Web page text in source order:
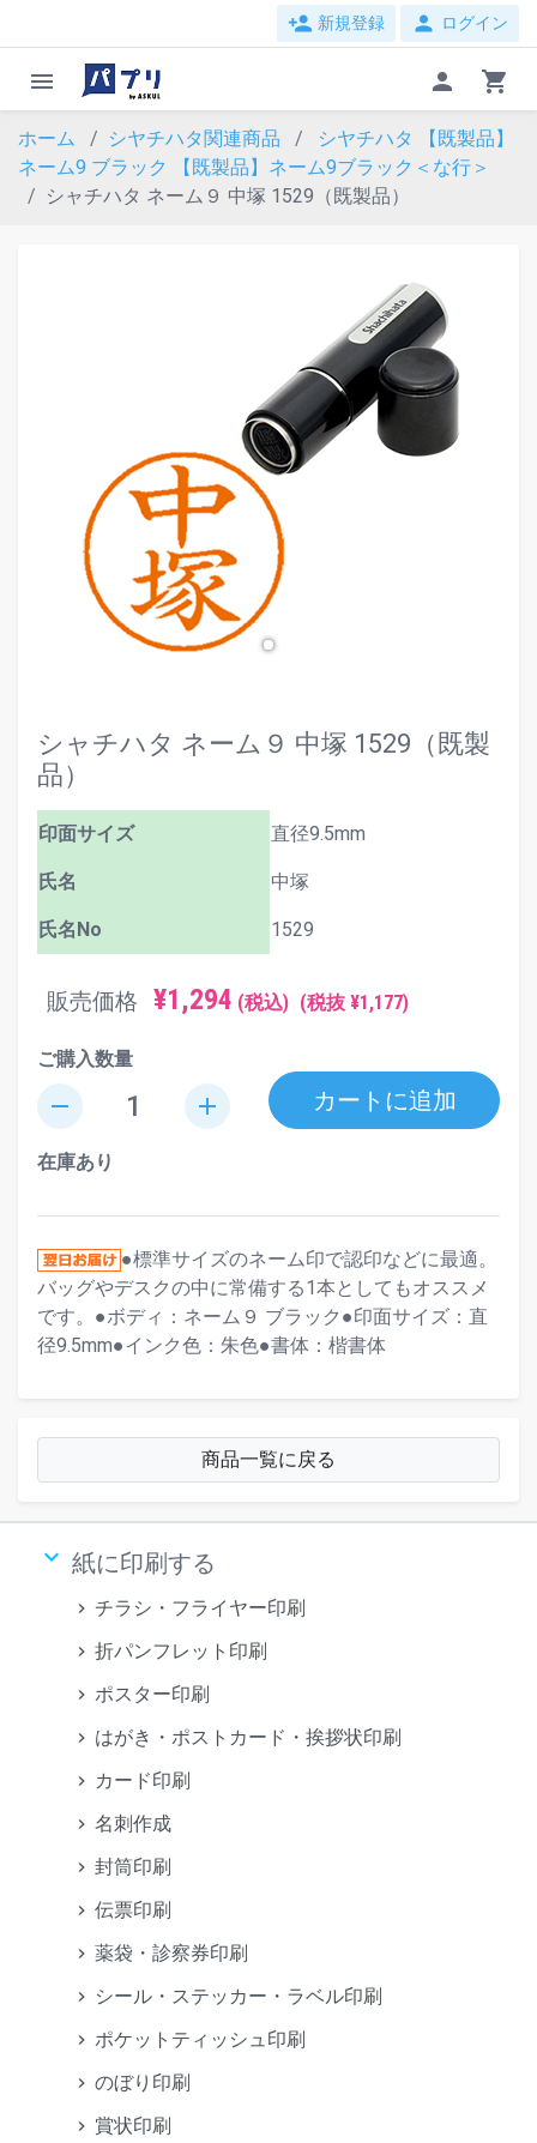
person_add 新規登録 person ログイン
menu person shopping_cart
ホーム シヤチハタ関連商品
シヤチハタ 【既製品】
ネーム9 ブラック
【既製品】ネーム9ブラック＜な行＞
シャチハタ ネーム９ 中塚 1529（既製品）
シャチハタ ネーム９ 中塚 1529（既製
品）
印面サイズ 直径9.5mm
氏名 中塚
氏名No 1529
販売価格 ¥1,294 (税込) (税抜 ¥1,177)
ご購入数量
remove add カートに追加
在庫あり
●標準サイズのネーム印で認印などに最適。
バッグやデスクの中に常備する1本としてもオススメ
です。●ボディ：ネーム９ ブラック●印面サイズ：直
径9.5mm●インク色：朱色●書体：楷書体
商品一覧に戻る
keyboard_arrow_down 紙に印刷する
チラシ・フライヤー印刷
折パンフレット印刷
ポスター印刷
はがき・ポストカード・挨拶状印刷
カード印刷
名刺作成
封筒印刷
伝票印刷
薬袋・診察券印刷
シール・ステッカー・ラベル印刷
ポケットティッシュ印刷
のぼり印刷
賞状印刷